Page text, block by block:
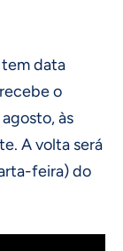
data
o
às
A volta será
feira) do